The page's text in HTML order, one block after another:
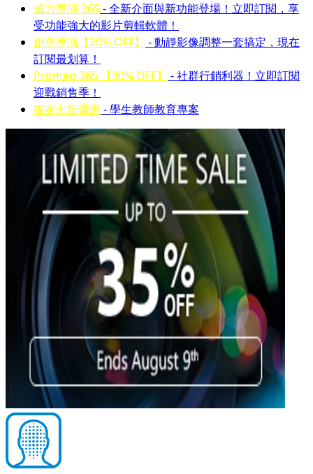
威力導演 365- 全新介面與新功能登場！立即訂閱，享
受功能強大的影片剪輯軟體！
創意導演【20% OFF】
- 動靜影像調整一套搞定，現在
訂閱最划算！
Promeo 365 【30% OFF】
- 社群行銷利器！立即訂閱
迎戰銷售季！
獨家七折優惠- 學生教師教育專案